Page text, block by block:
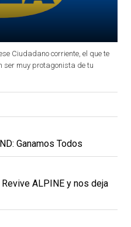
Ciudadano corriente, el que te
ser muy protagonista de tu
Ganamos Todos
ALPINE y nos deja